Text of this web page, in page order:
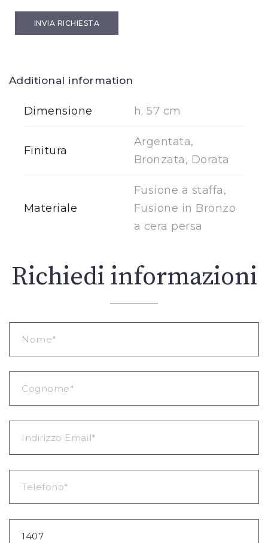
INVIA RICHIESTA
Additional information
Dimensione h. 57 cm
Finitura
Argentata,
Bronzata, Dorata
Materiale
Fusione a staffa,
Fusione in Bronzo
a cera persa
Richiedi informazioni